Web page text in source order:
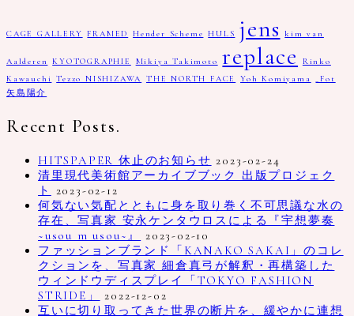
CAGE GALLERY FRAMED Hender Scheme HULS jens kim van
Aalderen KYOTOGRAPHIE Mikiya Takimoto replace
Rinko
Kawauchi
Tezzo NISHIZAWA THE NORTH FACE Yoh Komiyama
_Fot
矢島陽介
Recent Posts.
HITSPAPER 休止のお知らせ 2023-02-24
清里現代美術館アーカイブブック 出版プロジェク
ト
2023-02-12
何気ない気配とともに身を取り巻く不可思議な水の
存在、写真家 安永ケンタウロスによる『宇想夢奏
~usou m usou~』
2023-02-10
ファッションブランド「KANAKO SAKAI」のコレ
クションを、写真家 細倉真弓が解釈・再構築した
ウィンドウディスプレイ「TOKYO FASHION
STRIDE」
2022-12-02
互いに切り取ってきた世界の断片を、緩やかに連想